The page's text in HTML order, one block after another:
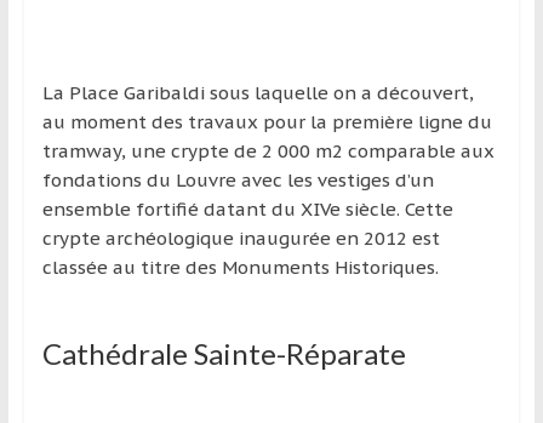
La Place Garibaldi sous laquelle on a découvert,
au moment des travaux pour la première ligne du
tramway, une crypte de 2 000 m2 comparable aux
fondations du Louvre avec les vestiges d’un
ensemble fortifié datant du XIVe siècle. Cette
crypte archéologique inaugurée en 2012 est
classée au titre des Monuments Historiques.
Cathédrale Sainte-Réparate